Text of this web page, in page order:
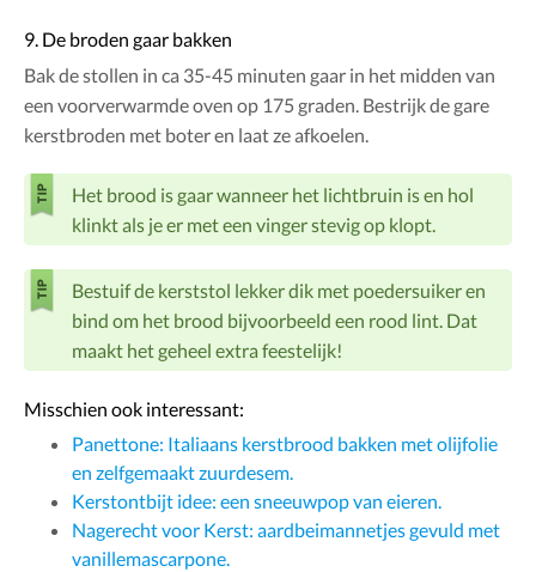
9. De broden gaar bakken
Bak de stollen in ca 35-45 minuten gaar in het midden van
een voorverwarmde oven op 175 graden. Bestrijk de gare
kerstbroden met boter en laat ze afkoelen.
Het brood is gaar wanneer het lichtbruin is en hol
klinkt als je er met een vinger stevig op klopt.
Bestuif de kerststol lekker dik met poedersuiker en
bind om het brood bijvoorbeeld een rood lint. Dat
maakt het geheel extra feestelijk!
Misschien ook interessant:
Panettone: Italiaans kerstbrood bakken met olijfolie
en zelfgemaakt zuurdesem.
Kerstontbijt idee: een sneeuwpop van eieren.
Nagerecht voor Kerst: aardbeimannetjes gevuld met
vanillemascarpone.